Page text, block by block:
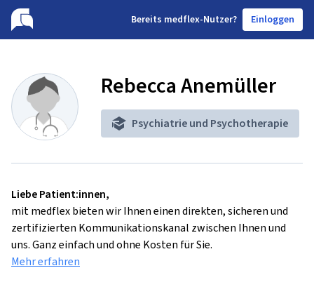
Bereits medflex-Nutzer? Einloggen
Rebecca Anemüller
Psychiatrie und Psychotherapie
Liebe Patient:innen,
mit medflex bieten wir Ihnen einen direkten, sicheren und
zertifizierten Kommunikationskanal zwischen Ihnen und
uns. Ganz einfach und ohne Kosten für Sie.
Mehr erfahren